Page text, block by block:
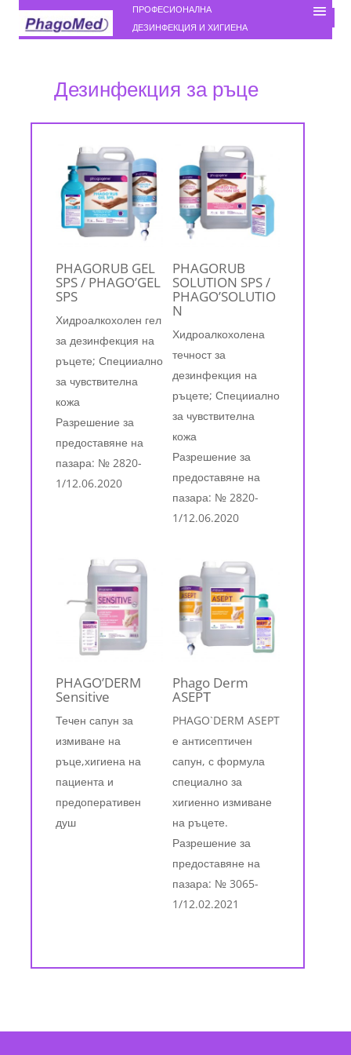
ПРОФЕСИОНАЛНА
ДЕЗИНФЕКЦИЯ И ХИГИЕНА
Дезинфекция за ръце
PHAGORUB GEL
SPS / PHAGO’GEL
SPS
Хидроалкохолен гел
за дезинфекция на
ръцете; Специиално
за чувствителна
кожа
Разрешение за
предоставяне на
пазара: № 2820-
1/12.06.2020
PHAGORUB
SOLUTION SPS /
PHAGO’SOLUTIO
N
Хидроалкохолена
течност за
дезинфекция на
ръцете; Специиално
за чувствителна
кожа
Разрешение за
предоставяне на
пазара: № 2820-
1/12.06.2020
PHAGO’DERM
Sensitive
Течен сапун за
измиване на
ръце,хигиена на
пациента и
предоперативен
душ
Phago Derm
ASEPТ
PHAGO`DERM ASEPT
е антисептичен
сапун, с формула
специално за
хигиенно измиване
на ръцете.
Разрешение за
предоставяне на
пазара: № 3065-
1/12.02.2021